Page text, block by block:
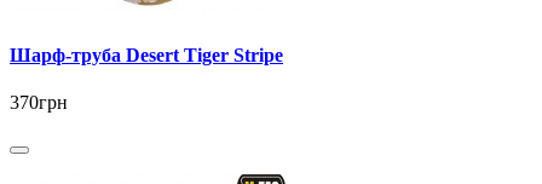
Шарф-труба Desert Tiger Stripe
370грн